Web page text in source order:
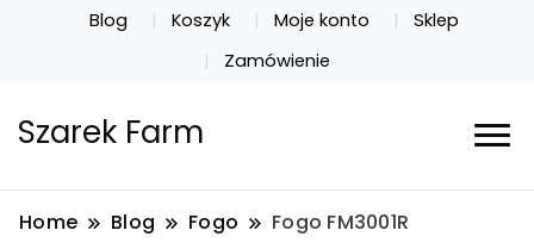
Blog Koszyk Moje konto
Sklep
Zamówienie
Szarek Farm
Home Blog Fogo Fogo FM3001R